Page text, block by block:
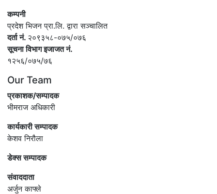
कम्पनी
प्रदेश भिजन प्रा.लि. द्वारा सञ्‍चालित
दर्ता नं. २०९३५८-०७५/०७६
सूचना विभाग इजाजत नं.
१२५६/०७५/७६
Our Team
प्रकाशक/सम्पादक
भीमराज अधिकारी
कार्यकारी सम्पादक
केशव निरौला
डेक्स सम्पादक
संवाददाता
अर्जुन काफ्ले